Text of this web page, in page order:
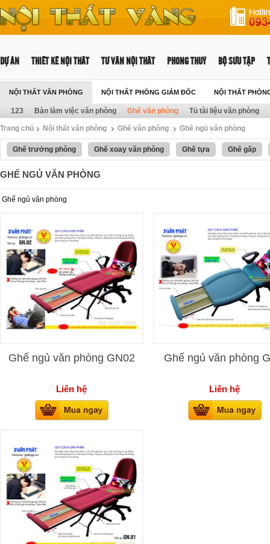
DỰ ÁN THIẾT KẾ NỘI THẤT TƯ VẤN NỘI THẤT PHONG THUỶ BỘ SƯU TẬP
NỘI THẤT VĂN PHÒNG NỘI THẤT PHÒNG GIÁM ĐỐC NỘI THẤT
123 Bàn làm việc văn phòng Ghế văn phòng Tủ tài liệu văn phòng
Trang chủ Nội thất văn phòng Ghế văn phòng Ghế ngủ văn phòng
Ghế trưởng phòng Ghế xoay văn phòng Ghế tựa Ghế gấp
GHẾ NGỦ VĂN PHÒNG
Ghế ngủ văn phòng
Ghế ngủ văn phòng GN02
Liên hệ
Ghế ngủ văn phòng
Liên hệ